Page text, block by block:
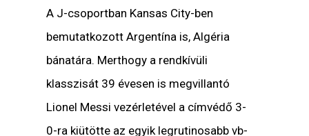
A J-csoportban Kansas City-ben
bemutatkozott Argentína is, Algéria
bánatára. Merthogy a rendkívüli
klasszisát 39 évesen is megvillantó
Lionel Messi vezérletével a címvédő 3-
0-ra kiütötte az egyik legrutinosabb vb-